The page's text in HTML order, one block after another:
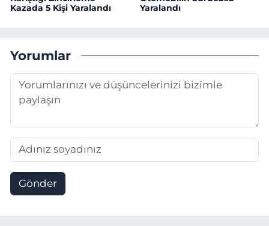
Kazada 5 Kişi Yaralandı
Yaralandı
Yorumlar
Gönder